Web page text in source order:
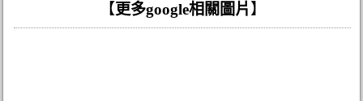
【 更多google相關圖片 】